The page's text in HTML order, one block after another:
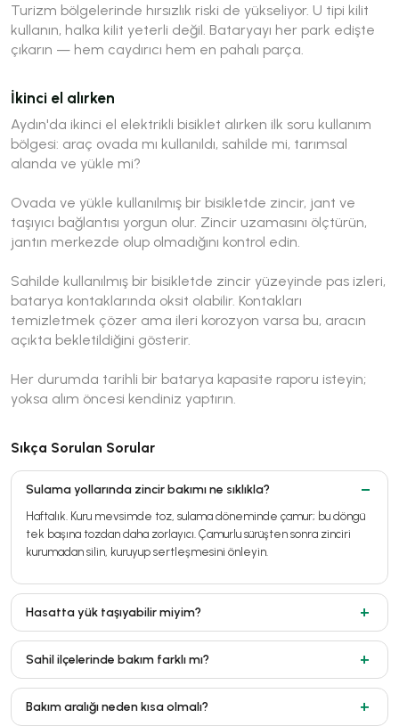
Turizm bölgelerinde hırsızlık riski de yükseliyor. U tipi kilit
kullanın, halka kilit yeterli değil. Bataryayı her park edişte
çıkarın — hem caydırıcı hem en pahalı parça.
İkinci el alırken
Aydın'da ikinci el elektrikli bisiklet alırken ilk soru kullanım
bölgesi: araç ovada mı kullanıldı, sahilde mi, tarımsal
alanda ve yükle mi?
Ovada ve yükle kullanılmış bir bisikletde zincir, jant ve
taşıyıcı bağlantısı yorgun olur. Zincir uzamasını ölçtürün,
jantın merkezde olup olmadığını kontrol edin.
Sahilde kullanılmış bir bisikletde zincir yüzeyinde pas izleri,
batarya kontaklarında oksit olabilir. Kontakları
temizletmek çözer ama ileri korozyon varsa bu, aracın
açıkta bekletildiğini gösterir.
Her durumda tarihli bir batarya kapasite raporu isteyin;
yoksa alım öncesi kendiniz yaptırın.
Sıkça Sorulan Sorular
Sulama yollarında zincir bakımı ne sıklıkla?
Haftalık. Kuru mevsimde toz, sulama döneminde çamur; bu döngü
tek başına tozdan daha zorlayıcı. Çamurlu sürüşten sonra zinciri
kurumadan silin, kuruyup sertleşmesini önleyin.
Hasatta yük taşıyabilir miyim?
Sahil ilçelerinde bakım farklı mı?
Bakım aralığı neden kısa olmalı?